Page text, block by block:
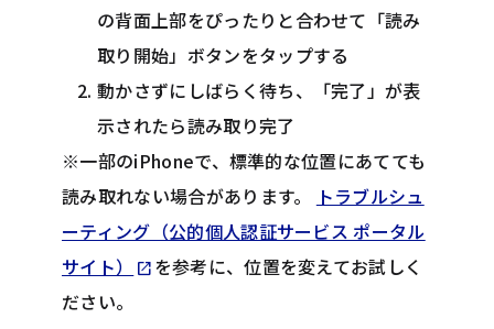
の背面上部をぴったりと合わせて「読み
取り開始」ボタンをタップする
動かさずにしばらく待ち、「完了」が表
示されたら読み取り完了
※一部のiPhoneで、標準的な位置にあてても
読み取れない場合があります。
トラブルシュ
ーティング（公的個人認証サービス ポータル
サイト）
open_in_new Opens in new tab
を参考に、位置を変えてお試しく
ださい。